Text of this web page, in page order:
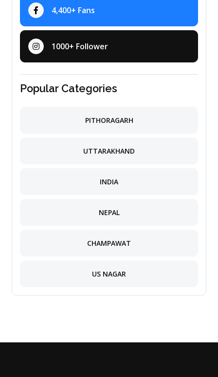
4,400+ Fans
1000+ Follower
Popular Categories
PITHORAGARH
UTTARAKHAND
INDIA
NEPAL
CHAMPAWAT
US NAGAR